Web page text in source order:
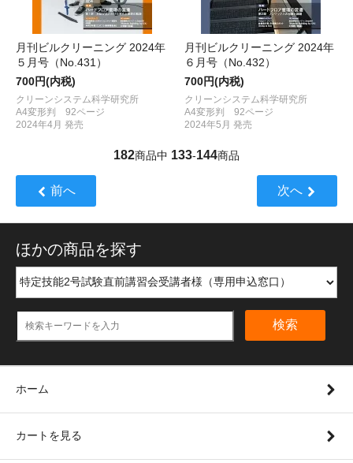
月刊ビルクリーニング 2024年
５月号（No.431）
700円(内税)
クリーンシステム科学研究所
A4変形判 92ページ
2024年4月 発売
月刊ビルクリーニング 2024年
６月号（No.432）
700円(内税)
クリーンシステム科学研究所
A4変形判 92ページ
2024年5月 発売
182商品中 133-144商品
前へ 次へ
ほかの商品を探す
検索
ホーム
カートを見る